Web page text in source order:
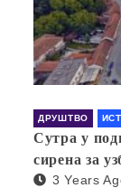
ДРУШТВО
Сутра у
сирена за
3 Years